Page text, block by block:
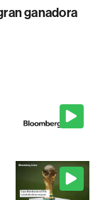
ganadora